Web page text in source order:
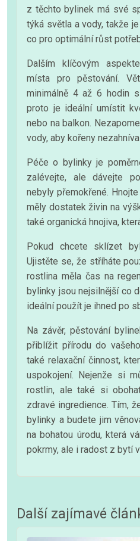
z těchto bylinek má své
týká světla a vody, takže
co pro optimální růst
Dalším klíčovým
místa pro pěstování.
minimálně 4 až 6 hodin
proto je ideální umístit
nebo na balkon.
vody, aby kořeny
Péče o bylinky je
zalévejte, ale dávejte
nebyly přemokřené.
měly dostatek živin na
také organická hnojiva,
Pokud chcete sklízet
Ujistěte se, že stříháte
rostlina měla čas na
bylinky jsou nejsilnější co
ideální použít je ihned po
Na závěr, pěstování
přiblížit přírodu do
také relaxační činnost,
uspokojení. Nejenže si
rostlin, ale také si
zdravé ingredience. Tím,
bylinky a budete jim
na bohatou úrodu, která
pokrmy, ale i radost z bytí
Další zajímavé